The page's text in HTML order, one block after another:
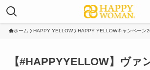
ホーム HAPPY YELLOW HAPPY YELLOWキャンペーン
【#HAPPYYELLOW】ヴァ